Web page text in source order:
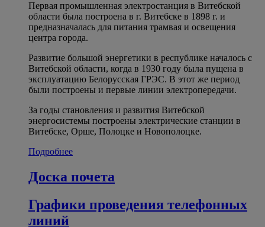
Первая промышленная электростанция в Витебской
области была построена в г. Витебске в 1898 г. и
предназначалась для питания трамвая и освещения
центра города.
Развитие большой энергетики в республике началось с
Витебской области, когда в 1930 году была пущена в
эксплуатацию Белорусская ГРЭС. В этот же период
были построены и первые линии электропередачи.
За годы становления и развития Витебской
энергосистемы построены электрические станции в
Витебске, Орше, Полоцке и Новополоцке.
Подробнее
Доска почета
Графики проведения телефонных
линий